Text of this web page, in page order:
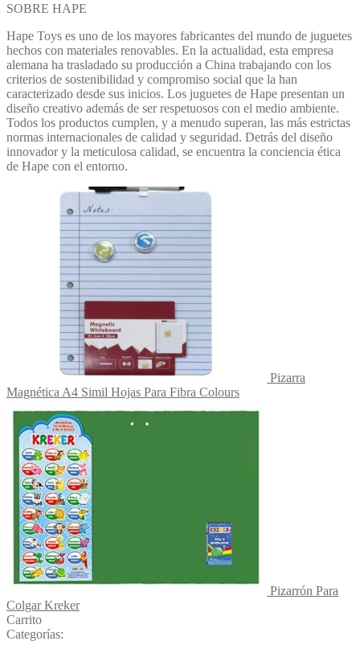
SOBRE HAPE
Hape Toys es uno de los mayores fabricantes del mundo de juguetes
hechos con materiales renovables. En la actualidad, esta empresa
alemana ha trasladado su producción a China trabajando con los
criterios de sostenibilidad y compromiso social que la han
caracterizado desde sus inicios. Los juguetes de Hape presentan un
diseño creativo además de ser respetuosos con el medio ambiente.
Todos los productos cumplen, y a menudo superan, las más estrictas
normas internacionales de calidad y seguridad. Detrás del diseño
innovador y la meticulosa calidad, se encuentra la conciencia ética
de Hape con el entorno.
Pizarra
Magnética A4 Simil Hojas Para Fibra Colours
Pizarrón Para
Colgar Kreker
Carrito
Categorías: